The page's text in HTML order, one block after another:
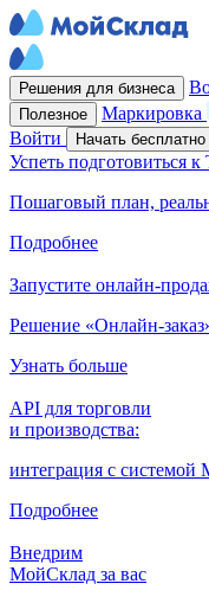
Решения для бизнеса
Полезное
Маркировка
Войти
Начать бесплатно
Успеть подготовиться
Пошаговый план,
Подробнее
Запустите онлайн-
Решение «Онлайн-
Узнать больше
API для торговли
и производства:
интеграция с
Подробнее
Внедрим
МойСклад за вас